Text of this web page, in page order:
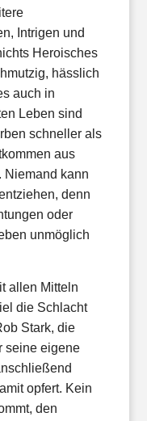
Intrigen und
Heroisches
hässlich
auch in
Leben sind
schneller als
aus
Niemand kann
denn
oder
unmöglich
allen Mitteln
die Schlacht
Stark, die
seine eigene
opfert. Kein
den